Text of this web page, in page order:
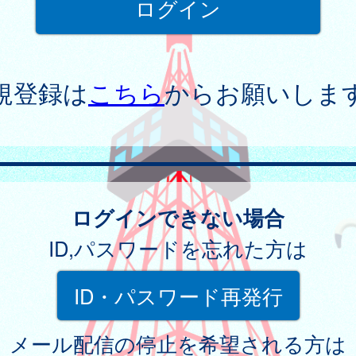
登録はこちらからお願いしま
ログインできない場合
ID,パスワードを忘れた方は
ID・パスワード再発行
メール配信の停止を希望される方は